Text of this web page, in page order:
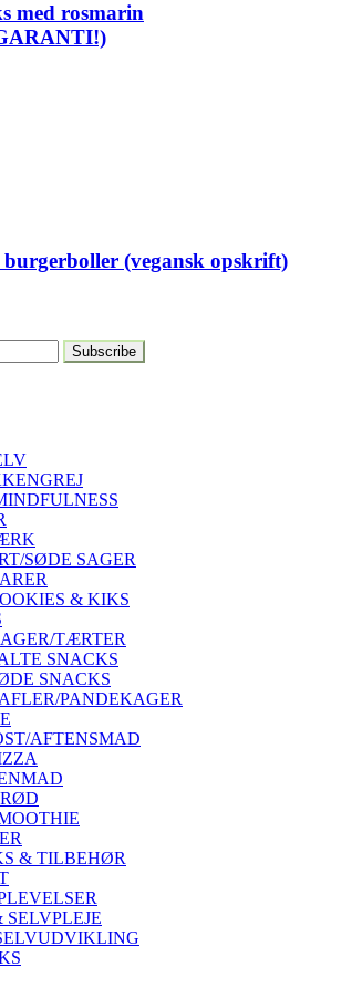
med rosmarin
(vegansk opskrift)
SØDE SAGER
& KIKS
TÆRTER
SNACKS
SNACKS
PANDEKAGER
AFTENSMAD
& TILBEHØR